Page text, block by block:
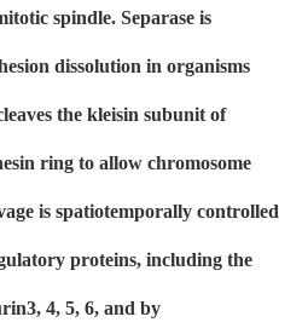
spindle. Separase is
dissolution in organisms
the kleisin subunit of
ring to allow chromosome
is spatiotemporally controlled
proteins, including the
4, 5, 6, and by